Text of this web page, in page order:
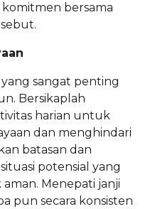
bersama
sangat penting
Bersikaplah
harian untuk
dan menghindari
batasan dan
potensial yang
Menepati janji
pun secara konsisten